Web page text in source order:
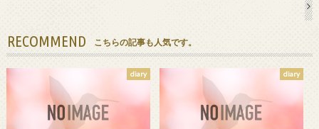
RECOMMEND こちらの記事も人気です。
diary diary